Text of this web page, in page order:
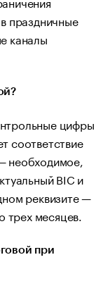
праздничные
каналы
цифры
соответствие
необходимое,
BIC и
реквизите —
трех месяцев.
при